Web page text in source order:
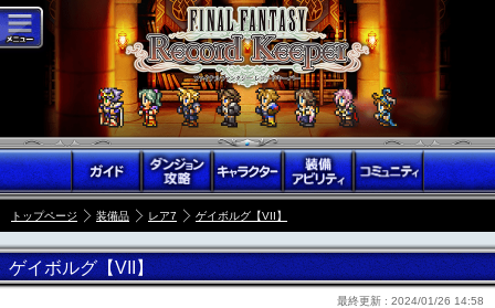
トップページ 装備品 レア7 ゲイボルグ【VII】
ゲイボルグ【VII】
最終更新 : 2024/01/26 14:58